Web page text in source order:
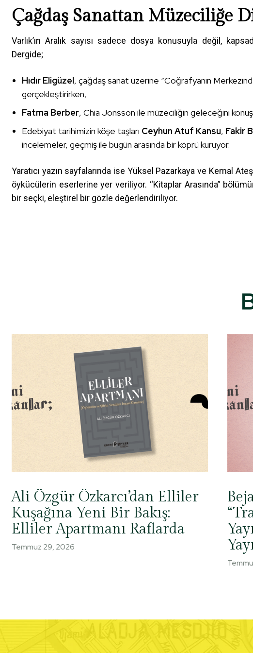
Çağdaş Sanattan Müzeciliğe
Varlık’ın Aralık sayısı sadece dosya konusuyla değil,
Dergide;
Hıdır Eligüzel, çağdaş sanat üzerine “Coğrafyanın
gerçekleştirirken,
Fatma Berber, Chia Jonsson ile müzeciliğin geleceğini
Edebiyat tarihimizin köşe taşları Ceyhun Atuf Kansu, Fakir
incelemeler, geçmiş ile bugün arasında bir köprü kuruyor.
Yaratıcı yazın sayfalarında ise Yüksel Pazarkaya ve Kemal
öykücülerin eserlerine yer veriliyor. “Kitaplar Arasında”
bir seçki, eleştirel bir gözle değerlendiriliyor.
Ali Özgür Özkarcı’dan Elliler
Kuşağına Yeni Bir Bakış:
Elliler Apartmanı Raflarda
Temmuz 29, 2026